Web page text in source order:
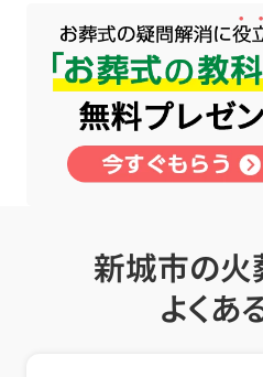
新城市の火
よくあ